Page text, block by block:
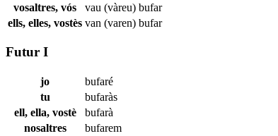
vosaltres, vós
vau (vàreu) bufar
ells, elles, vostès van (varen) bufar
Futur I
jo
bufaré
tu
bufaràs
ell, ella, vostè
bufarà
nosaltres
bufarem